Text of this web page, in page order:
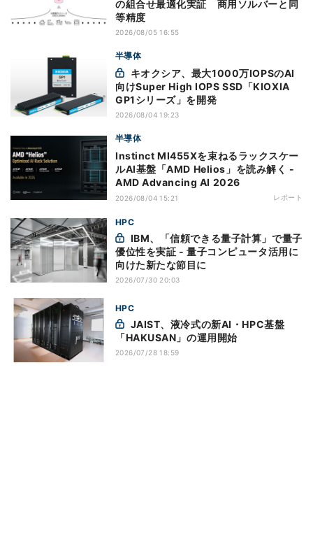
の組合せ最適化実証 商用ソルバーと同
等精度
2026/08/05 16:55
半導体
向けSuper High IOPS SSD「KIOXIA
GP1シリーズ」を開発
2026/08/04 19:23
半導体
Instinct MI455Xを束ねるラックスケー
ルAI基盤「AMD Helios」を読み解く -
AMD Advancing AI 2026
2026/08/04 15:21 レポート
HPC
優位性を実証 - 量子コンピュータ活用に
向けた新たな節目に
2026/07/30 20:03
HPC
「HAKUSAN」の運用開始
2026/07/28 18:59